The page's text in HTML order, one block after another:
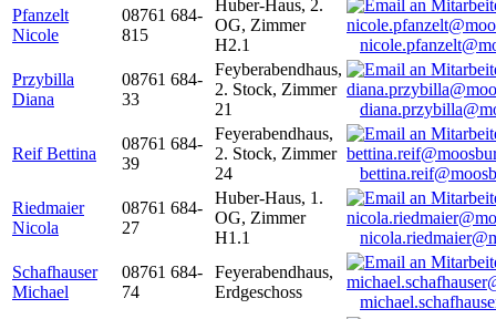
Pfanzelt
Nicole
08761 684-
815
Huber-Haus, 2.
OG, Zimmer
H2.1
Przybilla
Diana
08761 684-
33
Feyberabendhaus,
2. Stock, Zimmer
21
Reif Bettina
08761 684-
39
Feyerabendhaus,
2. Stock, Zimmer
24
Riedmaier
Nicola
08761 684-
27
Huber-Haus, 1.
OG, Zimmer
H1.1
Schafhauser
Michael
08761 684-
74
Feyerabendhaus,
Erdgeschoss